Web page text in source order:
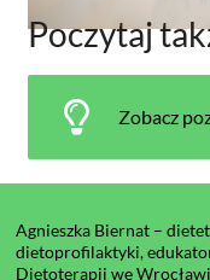
Poczytaj
Zobacz
Agnieszka Biernat –
dietoprofilaktyki,
Dietoterapii we